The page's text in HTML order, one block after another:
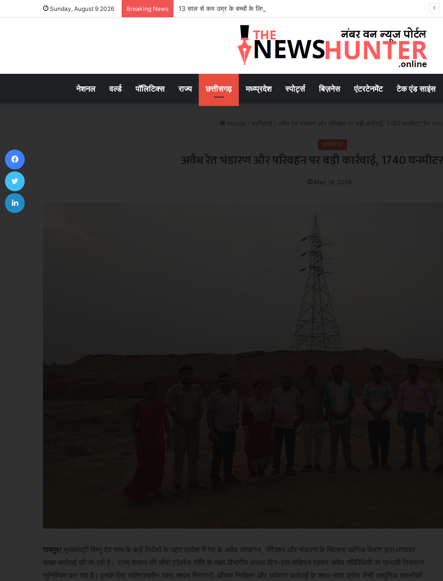
Sunday, August 9 2026 Breaking News 13 साल से कम उम्र के बच्चों के लिए सोशल मीडिया बैन! संसद में बिल लाने की तैयारी
नेशनल वर्ल्ड पॉलिटिक्स राज्य छत्तीसगढ़ मध्य्प्रदेश स्पोर्ट्स बिज़नेस एंटरटेनमेंट टेक एंड साइंस
Home / छत्तीसगढ़ / अवैध रेत भंडारण और परिवहन पर बड़ी कार्रवाई, 1740 घनमीटर रेत जप्त..
छत्तीसगढ़
अवैध रेत भंडारण और परिवहन पर बड़ी कार्रवाई, 1740
May 18, 2026
रायपुर/ मुख्यमंत्री विष्णु देव साय के कड़े निर्देशों के तहत प्रदेश में रेत के अवैध उत्खनन, परिवहन और भंडारण के खिलाफ खनिज विभाग द्वारा लगातार
सख्त कार्रवाई की जा रही है। राज्य शासन की जीरो टॉलरेंस नीति के तहत विभागीय अमला दिन-रात सक्रिय रहकर अवैध गतिविधियों पर प्रभावी नियंत्रण
सुनिश्चित कर रहा है। इसके लिए रात्रिकालीन गश्त, सघन निगरानी, औचक निरीक्षण और छापेमार कार्रवाई के साथ-साथ ड्रोन जैसी आधुनिक तकनीकों